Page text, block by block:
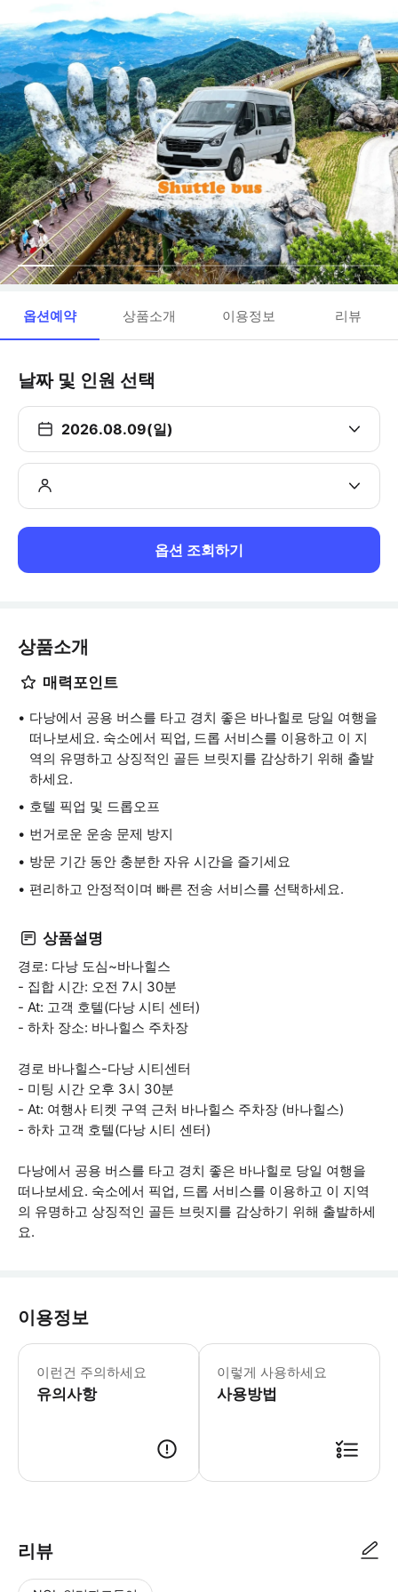
옵션예약 상품소개 이용정보 리뷰
날짜 및 인원 선택
2026.08.09(일)
옵션 조회하기
상품소개
매력포인트
다낭에서 공용 버스를 타고 경치 좋은 바나힐로 당일 여행을
떠나보세요. 숙소에서 픽업, 드롭 서비스를 이용하고 이 지
역의 유명하고 상징적인 골든 브릿지를 감상하기 위해 출발
하세요.
호텔 픽업 및 드롭오프
번거로운 운송 문제 방지
방문 기간 동안 충분한 자유 시간을 즐기세요
편리하고 안정적이며 빠른 전송 서비스를 선택하세요.
상품설명
경로: 다낭 도심~바나힐스
- 집합 시간: 오전 7시 30분
- At: 고객 호텔(다낭 시티 센터)
- 하차 장소: 바나힐스 주차장
경로 바나힐스-다낭 시티센터
- 미팅 시간 오후 3시 30분
- At: 여행사 티켓 구역 근처 바나힐스 주차장 (바나힐스)
- 하차 고객 호텔(다낭 시티 센터)
다낭에서 공용 버스를 타고 경치 좋은 바나힐로 당일 여행을
떠나보세요. 숙소에서 픽업, 드롭 서비스를 이용하고 이 지역
의 유명하고 상징적인 골든 브릿지를 감상하기 위해 출발하세
요.
이용정보
이런건 주의하세요
유의사항
골든 브릿지, 프렌치 빌리지 또는 놀
이렇게 사용하세요
사용방법
리뷰